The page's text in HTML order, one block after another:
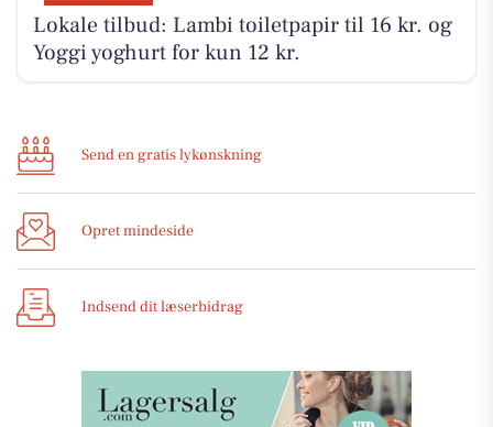
Lokale tilbud: Lambi toiletpapir til 16 kr. og
Yoggi yoghurt for kun 12 kr.
Send en gratis lykønskning
Opret mindeside
Indsend dit læserbidrag